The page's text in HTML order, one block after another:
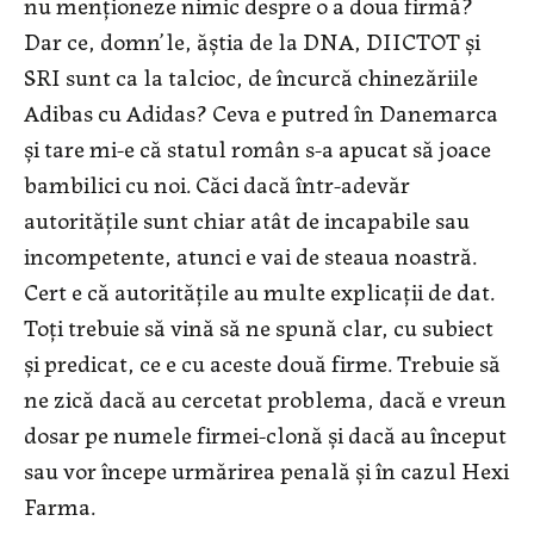
Dar ce, domn’le, ăștia de la DNA, DIICTOT și
SRI sunt ca la talcioc, de încurcă chinezăriile
Adibas cu Adidas? Ceva e putred în Danemarca
și tare mi-e că statul român s-a apucat să joace
bambilici cu noi. Căci dacă într-adevăr
autoritățile sunt chiar atât de incapabile sau
incompetente, atunci e vai de steaua noastră.
Cert e că autoritățile au multe explicații de dat.
Toți trebuie să vină să ne spună clar, cu subiect
și predicat, ce e cu aceste două firme. Trebuie să
ne zică dacă au cercetat problema, dacă e vreun
dosar pe numele firmei-clonă și dacă au început
sau vor începe urmărirea penală și în cazul Hexi
Farma.